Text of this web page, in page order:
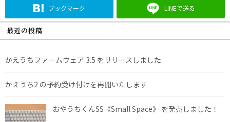
ブックマーク LINEで送る
最近の投稿
かえうちファームウェア 3.5 をリリースしました
かえうち2 の予約受け付けを再開いたします
おやうちくんSS《Small Space》 を発売しました！